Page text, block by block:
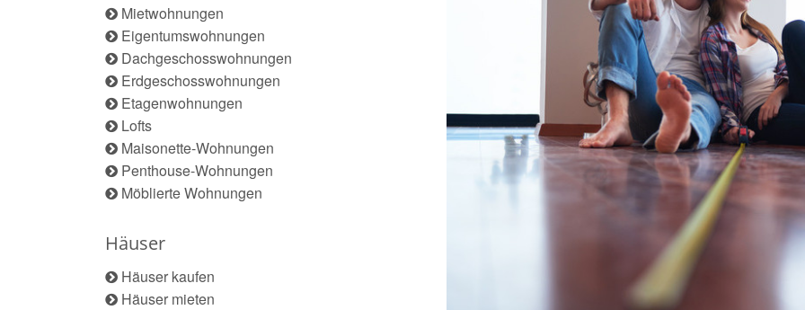
Mietwohnungen
Eigentumswohnungen
Dachgeschosswohnungen
Erdgeschosswohnungen
Etagenwohnungen
Lofts
Maisonette-Wohnungen
Penthouse-Wohnungen
Möblierte Wohnungen
Häuser
Häuser kaufen
Häuser mieten